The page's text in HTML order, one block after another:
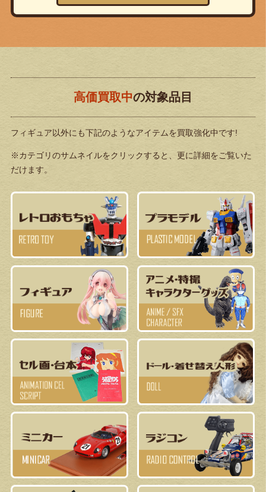
高価買取中の対象品目
フィギュア以外にも下記のようなアイテムを買取強化中です!
※カテゴリのサムネイルをクリックすると、更に詳細をご覧いた
だけます。